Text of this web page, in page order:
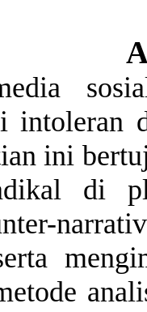
intoleran
ini
di